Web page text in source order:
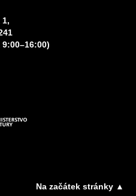
1,
9:00–16:00)
Na začátek stránky ▲